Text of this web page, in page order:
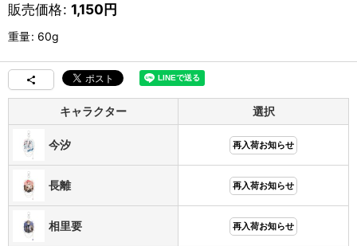
販売価格: 1,150円
重量: 60g
キャラクター 選択
今汐 再入荷お知らせ
長離 再入荷お知らせ
相里要 再入荷お知らせ